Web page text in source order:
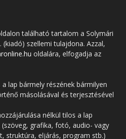
található tartalom a Solymári
szellemi tulajdona. Azzal,
oldalára, elfogadja az
lap bármely részének bármilyen
másolásával és terjesztésével
nélkül tilos a lap
grafika, fotó, audio- vagy
struktúra, eljárás, program stb.)